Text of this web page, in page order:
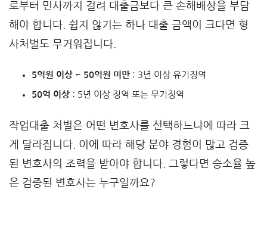
로부터 민사까지 걸려 대출금보다 큰 손해배상을 부담
해야 합니다. 쉽지 않기는 하나 대출 금액이 크다면 형
사처벌도 무거워집니다.
5억원 이상 ~ 50억원 미만: 3년 이상 유기징역
50억 이상: 5년 이상 징역 또는 무기징역
작업대출 처벌은 어떤 변호사를 선택하느냐에 따라 크
게 달라집니다. 이에 따라 해당 분야 경험이 많고 검증
된 변호사의 조력을 받아야 합니다. 그렇다면 승소율 높
은 검증된 변호사는 누구일까요?